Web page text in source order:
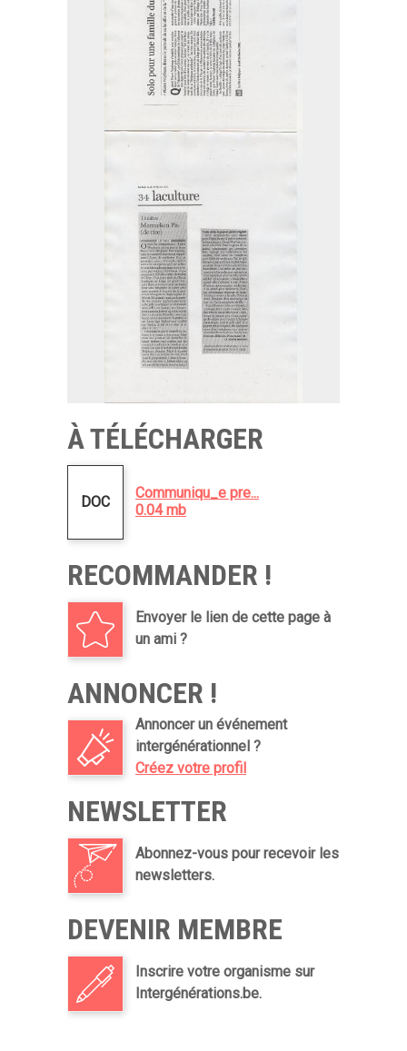
À TÉLÉCHARGER
DOC
Communiqu_e pre...
0.04 mb
RECOMMANDER !
Envoyer le lien de cette page à
un ami ?
ANNONCER !
Annoncer un événement
intergénérationnel ?
Créez votre profil
NEWSLETTER
Abonnez-vous pour recevoir les
newsletters.
DEVENIR MEMBRE
Inscrire votre organisme sur
Intergénérations.be.